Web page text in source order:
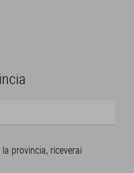
provincia, riceverai